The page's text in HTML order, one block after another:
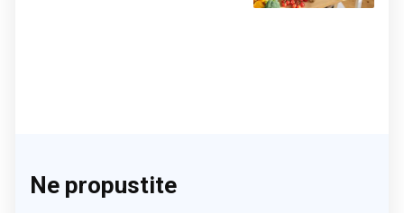
Ne propustite